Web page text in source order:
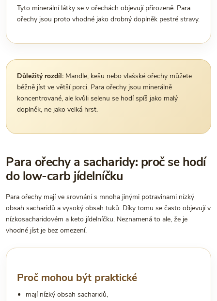
Tyto minerální látky se v ořechách objevují přirozeně. Para
ořechy jsou proto vhodné jako drobný doplněk pestré stravy.
Důležitý rozdíl: Mandle, kešu nebo vlašské ořechy můžete
běžně jíst ve větší porci. Para ořechy jsou minerálně
koncentrované, ale kvůli selenu se hodí spíš jako malý
doplněk, ne jako velká hrst.
Para ořechy a sacharidy: proč se hodí
do low-carb jídelníčku
Para ořechy mají ve srovnání s mnoha jinými potravinami nízký
obsah sacharidů a vysoký obsah tuků. Díky tomu se často objevují v
nízkosacharidovém a keto jídelníčku. Neznamená to ale, že je
vhodné jíst je bez omezení.
Proč mohou být praktické
mají nízký obsah sacharidů,